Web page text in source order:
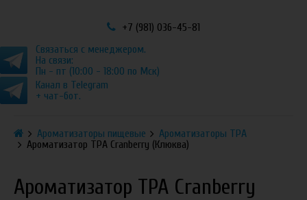
+7 (981) 036-45-81
Связаться с менеджером.
На связи:
Пн - пт (10:00 - 18:00 по Мск)
Канал в Telegram
+ чат-бот.
Ароматизаторы пищевые
Ароматизаторы TPA
Ароматизатор TPA Cranberry (Клюква)
Ароматизатор TPA Cranberry